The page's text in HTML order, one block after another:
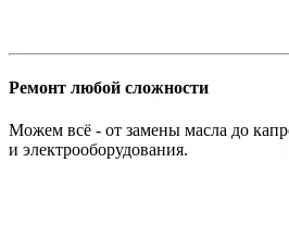
Ремонт любой сложности
Можем всё - от замены масла до
и электрооборудования.